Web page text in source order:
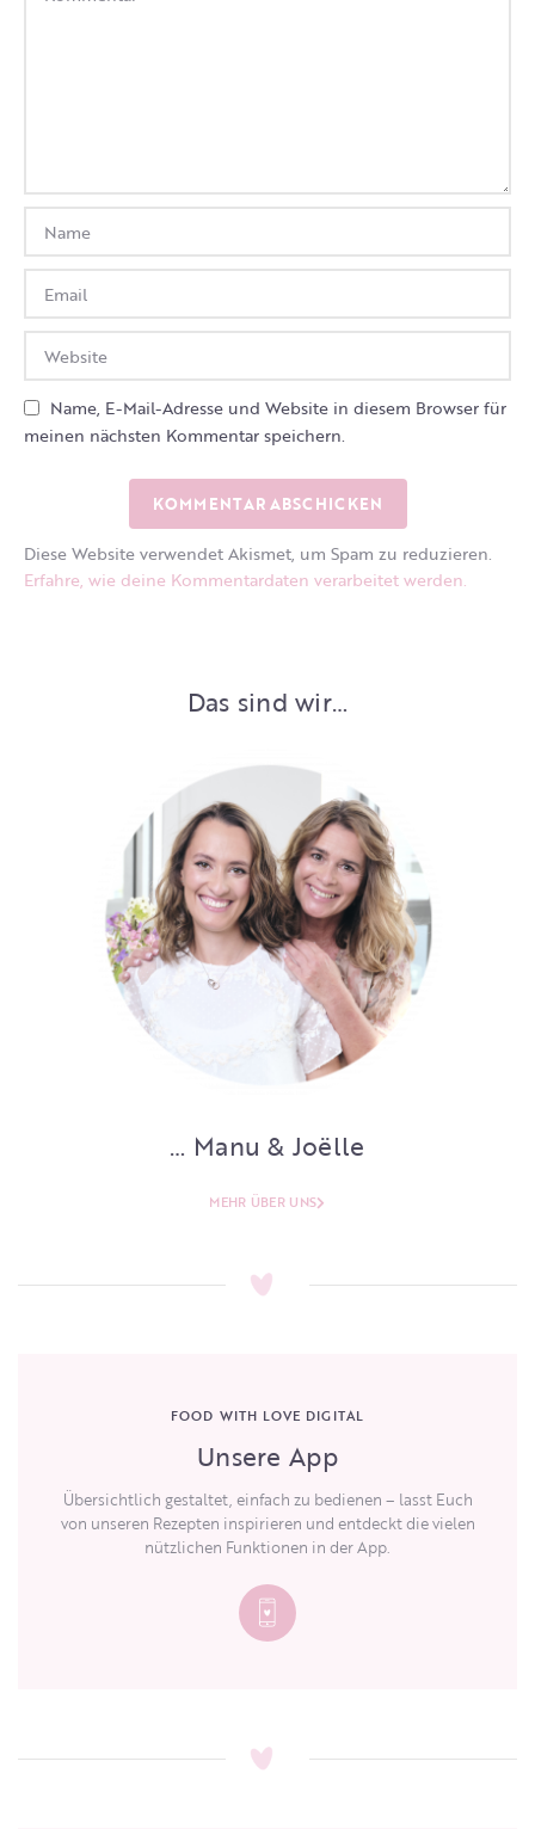
Name, E-Mail-Adresse und Website in diesem Browser für
meinen nächsten Kommentar speichern.
Diese Website verwendet Akismet, um Spam zu reduzieren.
Erfahre, wie deine Kommentardaten verarbeitet werden.
Das sind wir…
… Manu & Joëlle
MEHR ÜBER UNS
FOOD WITH LOVE DIGITAL
Unsere App
Übersichtlich gestaltet, einfach zu bedienen – lasst Euch
von unseren Rezepten inspirieren und entdeckt die vielen
nützlichen Funktionen in der App.